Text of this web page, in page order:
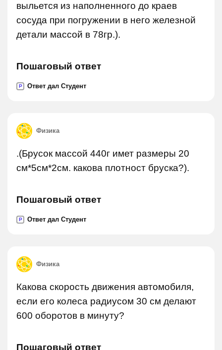
выльется из наполненного до краев
сосуда при погружении в него железной
детали массой в 78гр.).
Пошаговый ответ
P Ответ дал Студент
Физика
.(Брусок массой 440г имет размеры 20
см*5см*2см. какова плотност бруска?).
Пошаговый ответ
P Ответ дал Студент
Физика
Какова скорость движения автомобиля,
если его колеса радиусом 30 см делают
600 оборотов в минуту?
Пошаговый ответ